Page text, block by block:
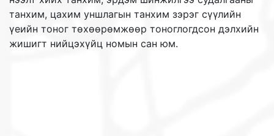
танхим, цахим уншлагын танхим зэрэг сүүлийн
үеийн тоног төхөөрөмжөөр тоноглогдсон дэлхийн
жишигт нийцэхүйц номын сан юм.